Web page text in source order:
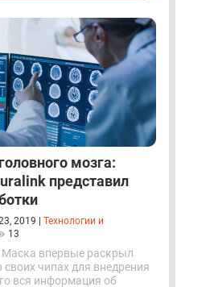
мозга:
представил
2019
Технологии и
13
впервые раскрыл
своих чипах для внедрения
вся информация об